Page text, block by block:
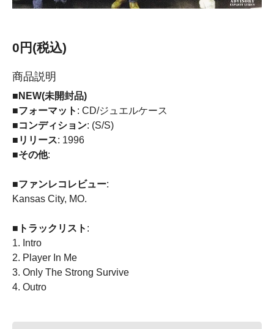
0円(税込)
商品説明
■NEW(未開封品)
■フォーマット : CD/ジュエルケース
■コンディション: (S/S)
■リリース: 1996
■その他:
■ファンレコレビュー:
Kansas City, MO.
■トラックリスト :
1. Intro
2. Player In Me
3. Only The Strong Survive
4. Outro